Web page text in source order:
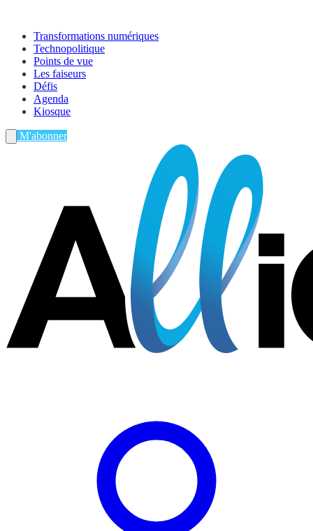
Transformations numériques
Technopolitique
Points de vue
Les faiseurs
Défis
Agenda
Kiosque
M'abonner